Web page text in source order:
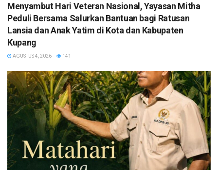
​Menyambut Hari Veteran Nasional, Yayasan Mitha
Peduli Bersama Salurkan Bantuan bagi Ratusan
Lansia dan Anak Yatim di Kota dan Kabupaten
Kupang
AGUSTUS 4, 2026 141